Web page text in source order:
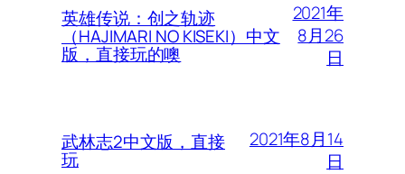
英雄传说：创之轨迹
（HAJIMARI NO KISEKI）中文
版，直接玩的噢
2021年
8月26
日
武林志2中文版，直接
玩
2021年8月14
日